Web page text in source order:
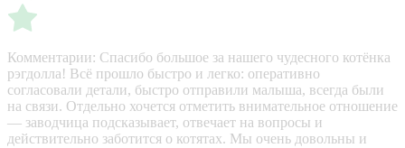
Комментарии: Спасибо большое за нашего чудесного котёнка
рэгдолла! Всё прошло быстро и легко: оперативно
согласовали детали, быстро отправили малыша, всегда были
на связи. Отдельно хочется отметить внимательное отношение
— заводчица подсказывает, отвечает на вопросы и
действительно заботится о котятах. Мы очень довольны и